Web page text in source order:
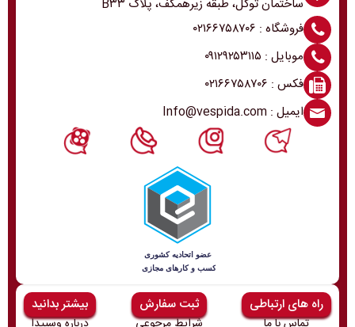
ساختمان توکل، طبقه زیرهمکف، پلاک B۳۳
فروشگاه : ۰۲۱۶۶۷۵۸۷۰۶
موبایل : ۰۹۱۲۹۲۵۳۱۱۵
فکس : ۰۲۱۶۶۷۵۸۷۰۶
ایمیل : Info@vespida.com
راه های ارتباطی ثبت سفارش بیشتر بدانید